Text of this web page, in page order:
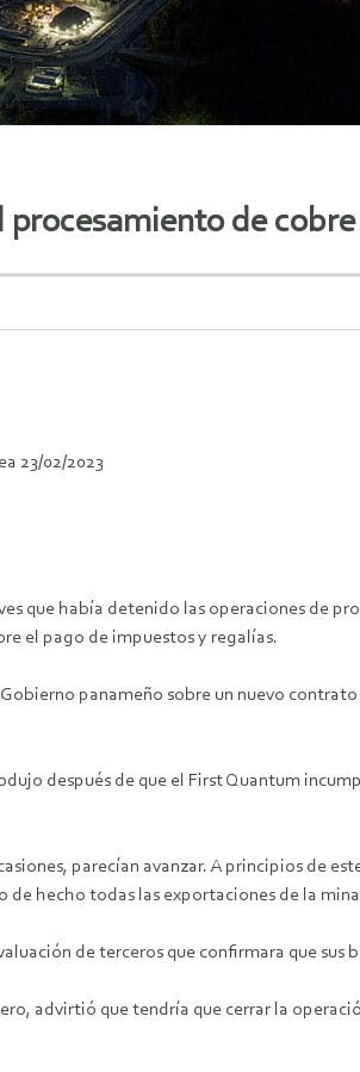
de
23/02/2023
que había detenido las operaciones de
el pago de impuestos y regalías.
panameño sobre un nuevo
después de que el First Quantum
parecían avanzar. A principios de
hecho todas las exportaciones de la
de terceros que confirmara que
advirtió que tendría que cerrar la